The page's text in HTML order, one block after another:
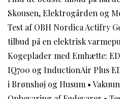
Skousen, Elektrogården og
Test af OBH Nordica Actifry
tilbud på en elektrisk
Kogeplader med Emhætte:
IQ700 og InductionAir Plus
i Brønshøj og Husum •